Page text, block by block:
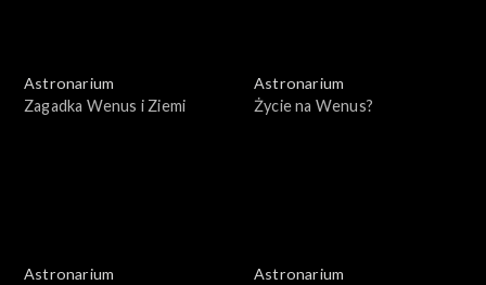
Astronarium
Zagadka Wenus i Ziemi
Astronarium
Życie na Wenus?
Astronarium
Astronarium